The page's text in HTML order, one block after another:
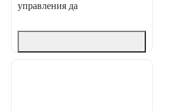
управления да